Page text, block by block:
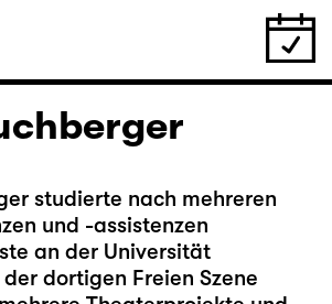
studierte nach mehreren
und -assistenzen
an der Universität
dortigen Freien Szene